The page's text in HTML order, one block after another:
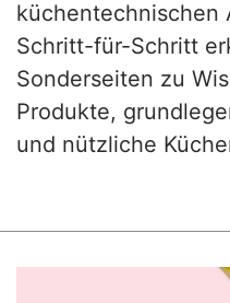
küchentechnischen
Schritt-für-Schritt
Sonderseiten zu
Produkte,
und nützliche